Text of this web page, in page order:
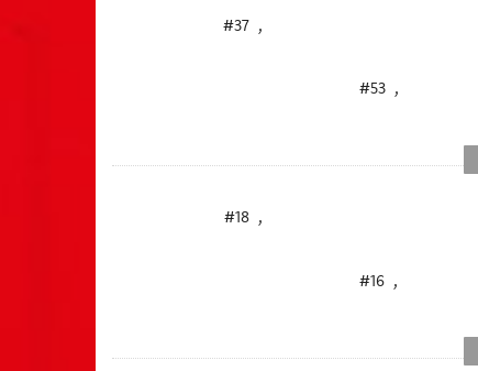
#37 ,
#53 ,
#18 ,
#16 ,